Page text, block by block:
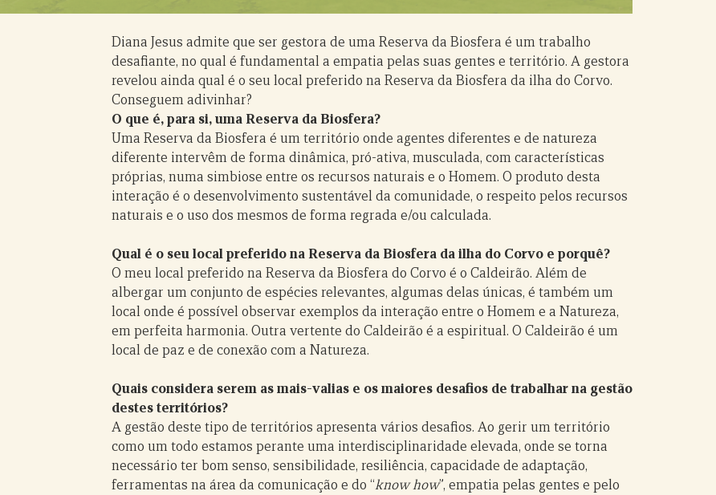
Diana Jesus admite que ser gestora de uma Reserva da Biosfera é um trabalho
desafiante, no qual é fundamental a empatia pelas suas gentes e território. A gestora
revelou ainda qual é o seu local preferido na Reserva da Biosfera da ilha do Corvo.
Conseguem adivinhar?
O que é, para si, uma Reserva da Biosfera?
Uma Reserva da Biosfera é um território onde agentes diferentes e de natureza
diferente intervêm de forma dinâmica, pró-ativa, musculada, com características
próprias, numa simbiose entre os recursos naturais e o Homem. O produto desta
interação é o desenvolvimento sustentável da comunidade, o respeito pelos recursos
naturais e o uso dos mesmos de forma regrada e/ou calculada.
Qual é o seu local preferido na Reserva da Biosfera da ilha do Corvo e porquê?
O meu local preferido na Reserva da Biosfera do Corvo é o Caldeirão. Além de
albergar um conjunto de espécies relevantes, algumas delas únicas, é também um
local onde é possível observar exemplos da interação entre o Homem e a Natureza,
em perfeita harmonia. Outra vertente do Caldeirão é a espiritual. O Caldeirão é um
local de paz e de conexão com a Natureza.
Quais considera serem as mais-valias e os maiores desafios de trabalhar na gestão
destes territórios?
A gestão deste tipo de territórios apresenta vários desafios. Ao gerir um território
como um todo estamos perante uma interdisciplinaridade elevada, onde se torna
necessário ter bom senso, sensibilidade, resiliência, capacidade de adaptação,
ferramentas na área da comunicação e do “know how”, empatia pelas gentes e pelo